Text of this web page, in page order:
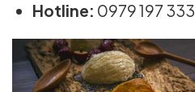
Hotline: 0979 197 333